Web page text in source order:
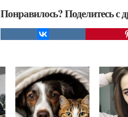
Понравилось? Поделитесь с